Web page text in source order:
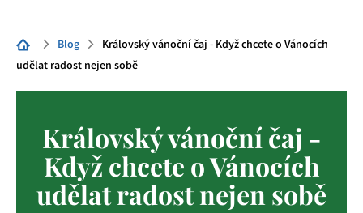
Domů Blog
Královský vánoční čaj - Když chcete o Vánocích
udělat radost nejen sobě
Královský vánoční čaj -
Když chcete o Vánocích
udělat radost nejen sobě